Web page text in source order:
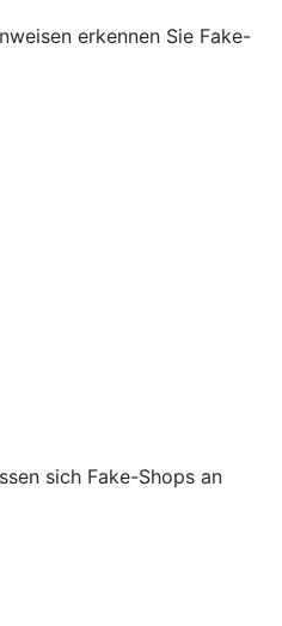
erkennen Sie Fake-
sich Fake-Shops an